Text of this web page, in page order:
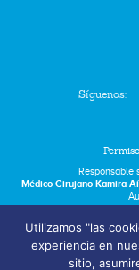
Síguenos:
Responsable
Médico Cirujano Kamira
Utilizamos "las
experiencia en
sitio,